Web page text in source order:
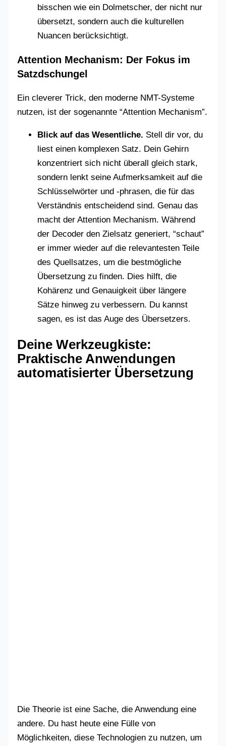
bisschen wie ein Dolmetscher, der nicht nur
übersetzt, sondern auch die kulturellen
Nuancen berücksichtigt.
Attention Mechanism: Der Fokus im
Satzdschungel
Ein cleverer Trick, den moderne NMT-Systeme
nutzen, ist der sogenannte “Attention Mechanism”.
Blick auf das Wesentliche. Stell dir vor, du
liest einen komplexen Satz. Dein Gehirn
konzentriert sich nicht überall gleich stark,
sondern lenkt seine Aufmerksamkeit auf die
Schlüsselwörter und -phrasen, die für das
Verständnis entscheidend sind. Genau das
macht der Attention Mechanism. Während
der Decoder den Zielsatz generiert, “schaut”
er immer wieder auf die relevantesten Teile
des Quellsatzes, um die bestmögliche
Übersetzung zu finden. Dies hilft, die
Kohärenz und Genauigkeit über längere
Sätze hinweg zu verbessern. Du kannst
sagen, es ist das Auge des Übersetzers.
Deine Werkzeugkiste:
Praktische Anwendungen
automatisierter Übersetzung
Die Theorie ist eine Sache, die Anwendung eine
andere. Du hast heute eine Fülle von
Möglichkeiten, diese Technologien zu nutzen, um